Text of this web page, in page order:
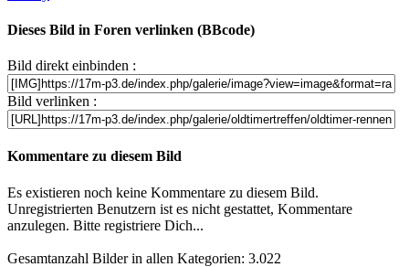
Dieses Bild in Foren verlinken (BBcode)
Bild direkt einbinden :
Bild verlinken :
Kommentare zu diesem Bild
Es existieren noch keine Kommentare zu diesem Bild.
Unregistrierten Benutzern ist es nicht gestattet, Kommentare
anzulegen. Bitte registriere Dich...
Gesamtanzahl Bilder in allen Kategorien: 3.022